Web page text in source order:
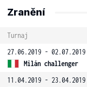
Zranění
Turnaj
27.06.2019 - 02.07.2019
Milán challenger
11.04.2019 - 23.04.2019